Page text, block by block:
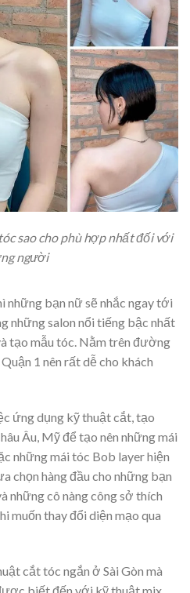
sao cho phù hợp nhất đối với
người
những bạn nữ sẽ nhắc ngay tới
những salon nổi tiếng bậc nhất
tạo mẫu tóc. Nằm trên đường
1 nên rất dễ cho khách
ứng dụng kỹ thuật cắt, tạo
Âu, Mỹ để tạo nên những mái
những mái tóc Bob layer hiện
chọn hàng đầu cho những bạn
những cô nàng công sở thích
muốn thay đổi diện mạo qua
cắt tóc ngắn ở Sài Gòn mà